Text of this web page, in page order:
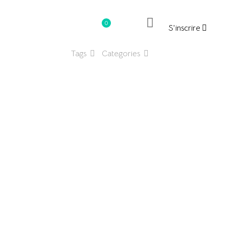
0 د.ت0.000 S'inscrire
Categories
Tags